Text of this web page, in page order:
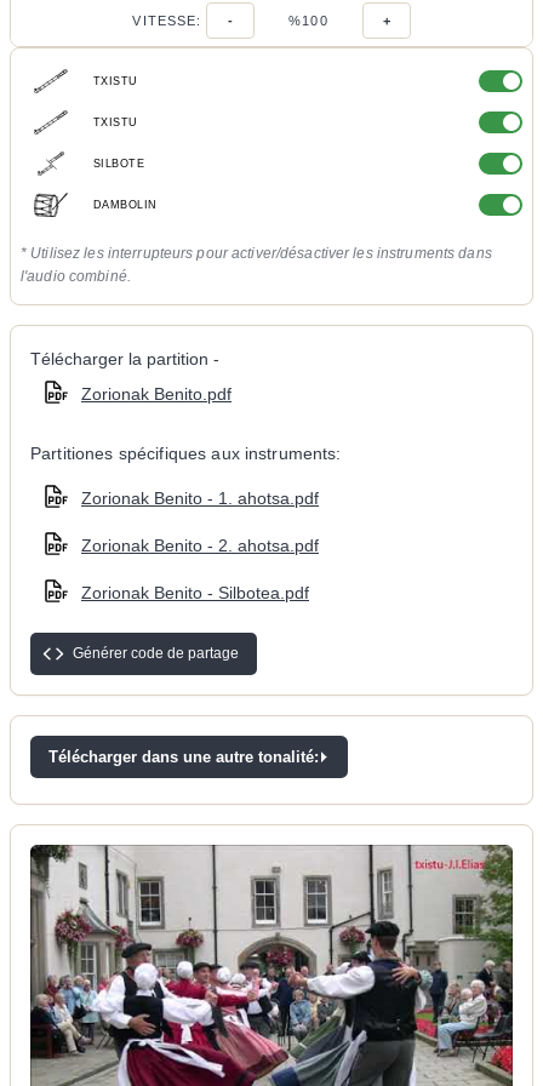
VITESSE: - %100 +
TXISTU
TXISTU
SILBOTE
DAMBOLIN
* Utilisez les interrupteurs pour activer/désactiver les instruments dans
l'audio combiné.
Télécharger la partition -
Zorionak Benito.pdf
Partitiones spécifiques aux instruments:
Zorionak Benito - 1. ahotsa.pdf
Zorionak Benito - 2. ahotsa.pdf
Zorionak Benito - Silbotea.pdf
Générer code de partage
Télécharger dans une autre tonalité: